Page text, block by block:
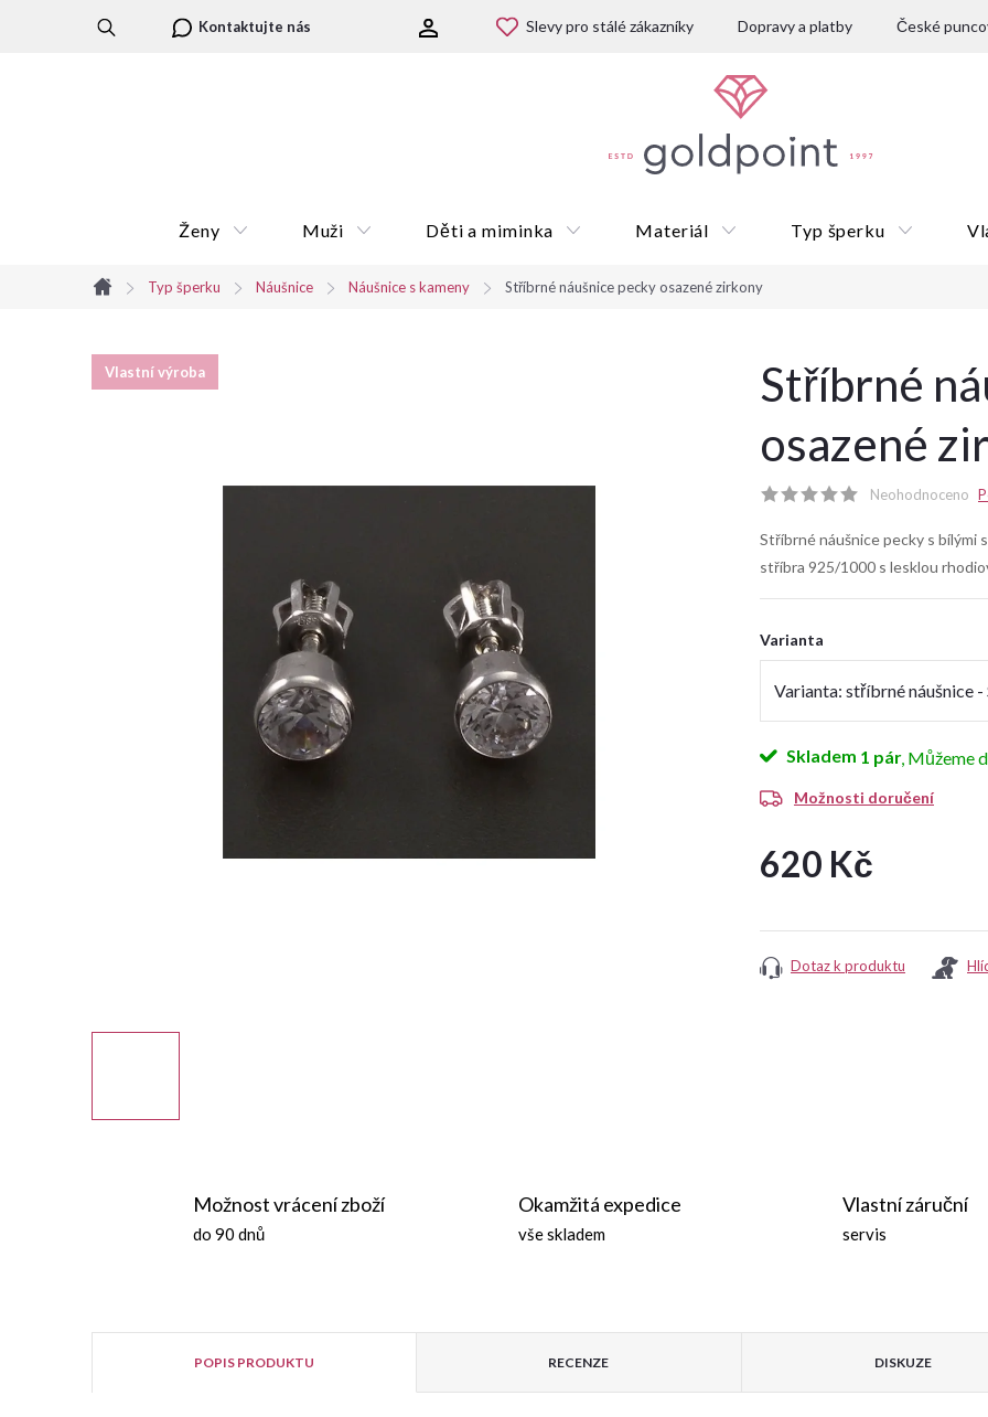
Kontaktujte nás Slevy pro stálé zákazníky Dopravy a platby České
Ženy Muži Děti a miminka Materiál Typ šperku
Dárkové poukazy
Domů
Typ šperku Náušnice Náušnice s kameny Stříbrné náušnice pecky osazené zirkony
Vlastní výroba
Stříbrné
osazené
Neohodnoceno
Stříbrné náušnice pecky s bílými
stříbra 925/1000 s lesklou
Varianta
Skladem 1 pár
Možnosti doručení
620 Kč
Dotaz k produktu
Možnost vrácení zboží
do 90 dnů
Okamžitá expedice
vše skladem
Vlastní záruční
servis
POPIS PRODUKTU RECENZE DISKUZE